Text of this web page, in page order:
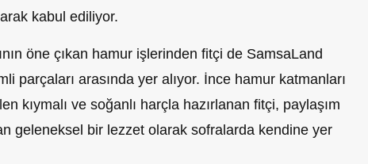
kabul ediliyor.
öne çıkan hamur işlerinden fitçi de SamsaLand
parçaları arasında yer alıyor. İnce hamur katmanları
kıymalı ve soğanlı harçla hazırlanan fitçi, paylaşım
geleneksel bir lezzet olarak sofralarda kendine yer